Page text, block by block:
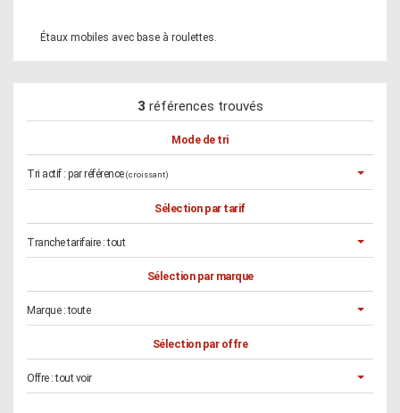
Étaux mobiles avec base à roulettes.
3 références trouvés
Mode de tri
Tri actif : par référence (croissant)
Sélection par tarif
Tranche tarifaire :tout
Sélection par marque
Marque :toute
Sélection par offre
Offre :tout voir